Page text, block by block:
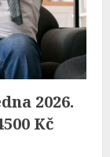
2026.
Kč